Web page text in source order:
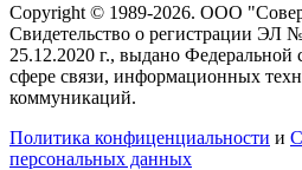
Copyright © 1989-2026. ООО
Свидетельство о регистрации ЭЛ
25.12.2020 г., выдано Федеральной
сфере связи, информационных
коммуникаций.
Политика конфиценциальности и
персональных данных